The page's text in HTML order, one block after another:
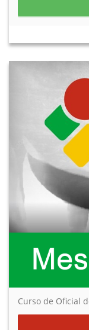
Curso de Oficial